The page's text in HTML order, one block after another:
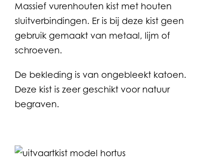
Massief vurenhouten kist met houten
sluitverbindingen. Er is bij deze kist geen
gebruik gemaakt van metaal, lijm of
schroeven.
De bekleding is van ongebleekt katoen.
Deze kist is zeer geschikt voor natuur
begraven.